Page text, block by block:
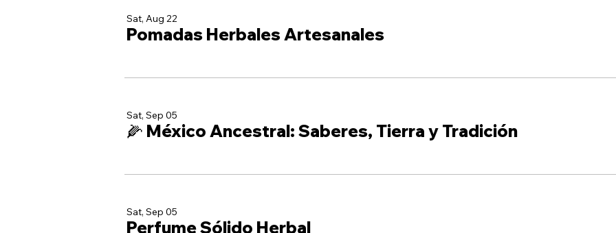
Sat, Aug 22
Pomadas Herbales Artesanales
Sat, Sep 05
🌽 México Ancestral: Saberes, Tierra y Tradición
Sat, Sep 05
Perfume Sólido Herbal